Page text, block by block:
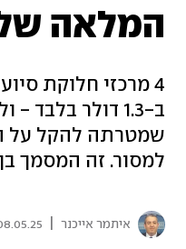
המלאה של ארה"ב
ב-1.3 דולר
שמטרתה להקל על
למסור. זה המסמך בן 14 עמודים שהציג בדיון סגור של האו"ם
איתמר אייכנר | 14:46